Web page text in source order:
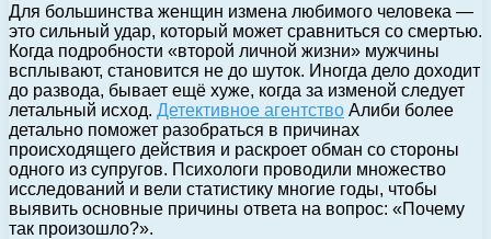
Для большинства женщин измена любимого человека —
это сильный удар, который может сравниться со смертью.
Когда подробности «второй личной жизни» мужчины
всплывают, становится не до шуток. Иногда дело доходит
до развода, бывает ещё хуже, когда за изменой следует
летальный исход. Детективное агентство Алиби более
детально поможет разобраться в причинах
происходящего действия и раскроет обман со стороны
одного из супругов. Психологи проводили множество
исследований и вели статистику многие годы, чтобы
выявить основные причины ответа на вопрос: «Почему
так произошло?».